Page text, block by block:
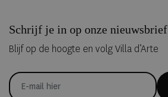
Schrijf je in op onze nieuwsbrief
Blijf op de hoogte en volg Villa d’Arte